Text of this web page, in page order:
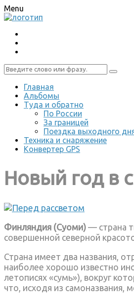
Menu
Главная
Альбомы
Туда и обратно
По России
За границей
Поездка выходного
Техника и снаряжение
Конвертер GPS
Новый год в
Финляндия (Суоми) — страна
совершенной северной
Страна имеет два названия,
наиболее хорошо известно
летописях «сумь»), вокруг
что, исходя из